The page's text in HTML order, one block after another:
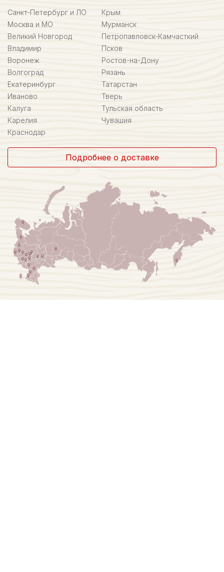
Санкт-Петербург и ЛО
Москва и МО
Великий Новгород
Владимир
Воронеж
Волгоград
Екатеринбург
Иваново
Калуга
Карелия
Краснодар
Крым
Мурманск
Петропавловск-Камчасткий
Псков
Ростов-на-Дону
Рязань
Татарстан
Тверь
Тульская область
Чувашия
Подробнее о доставке